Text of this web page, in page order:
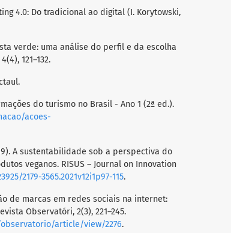
4.0: Do tradicional ao digital (I. Korytowski,
verde: uma análise do perfil e da escolha
121–132.
do turismo no Brasil - Ano 1 (2ª ed.).
acoes-
A sustentabilidade sob a perspectiva do
veganos. RISUS – Journal on Innovation
2179-3565.2021v12i1p97-115.
de marcas em redes sociais na internet:
Observatóri, 2(3), 221–245.
article/view/2276.